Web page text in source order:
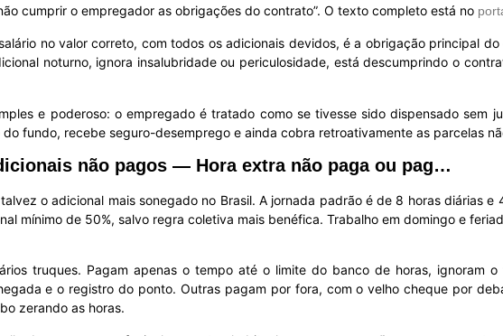
cumprir o empregador as obrigações do contrato”. O texto completo está no
no valor correto, com todos os adicionais devidos, é a obrigação principal
noturno, ignora insalubridade ou periculosidade, está descumprindo o
e poderoso: o empregado é tratado como se tivesse sido dispensado sem
do fundo, recebe seguro-desemprego e ainda cobra retroativamente as parcelas
não pagos — Hora extra não paga ou pag…
o adicional mais sonegado no Brasil. A jornada padrão é de 8 horas diárias e
mínimo de 50%, salvo regra coletiva mais benéfica. Trabalho em domingo e
truques. Pagam apenas o tempo até o limite do banco de horas, ignoram
e o registro do ponto. Outras pagam por fora, com o velho cheque por
zerando as horas.